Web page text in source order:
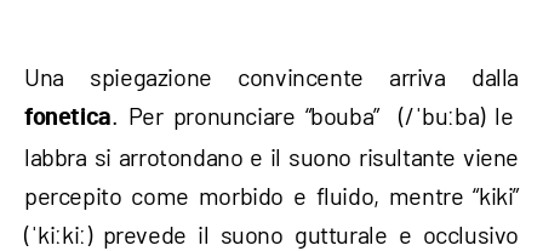
Una spiegazione convincente arriva dalla
fonetica. Per pronunciare “bouba” (/ˈbuːba) le
labbra si arrotondano e il suono risultante viene
percepito come morbido e fluido, mentre “kiki”
(ˈkiːkiː) prevede il suono gutturale e occlusivo